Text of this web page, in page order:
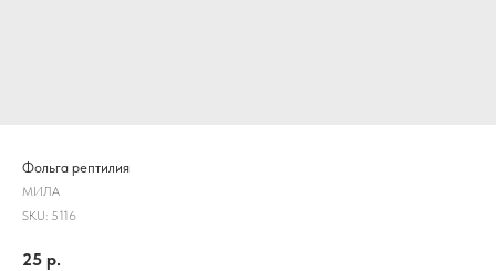
Фольга рептилия
МИЛА
SKU: 5116
25 р.